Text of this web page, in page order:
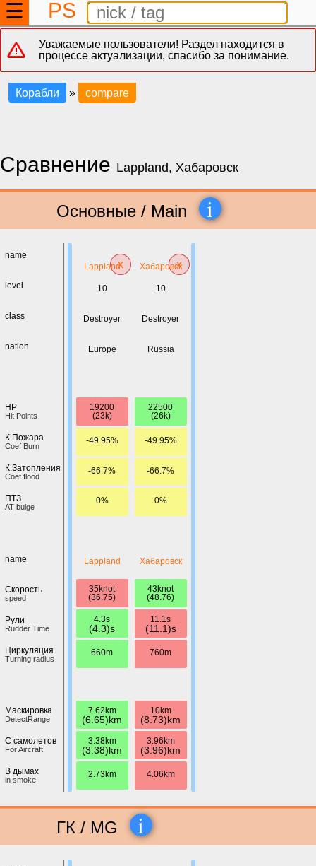
☰ PS
Уважаемые пользователи! Раздел находится в
процессе актуализации, спасибо за понимание.
Корабли » compare
Сравнение Lappland, Хабаровск
Основные / Main i
name
level
class
nation
HP
Hit Points
К.Пожара
Coef Burn
К.Затопления
Coef flood
ПТЗ
AT bulge
name
Скорость
speed
Рули
Rudder Time
Циркуляция
Turning radius
Маскировка
DetectRange
С самолетов
For Aircraft
В дымах
in smoke
Lapplandx
10
Destroyer
Europe
19200
(23k)
-49.95%
-66.7%
0%
Lappland
35knot
(36.75)
4.3s
(4.3)s
660m
7.62km
(6.65)km
3.38km
(3.38)km
2.73km
Хабаровск
x
10
Destroyer
Russia
22500
(26k)
-49.95%
-66.7%
0%
Хабаровск
43knot
(48.76)
11.1s
(11.1)s
760m
10km
(8.73)km
3.96km
(3.96)km
4.06km
ГК / MG i